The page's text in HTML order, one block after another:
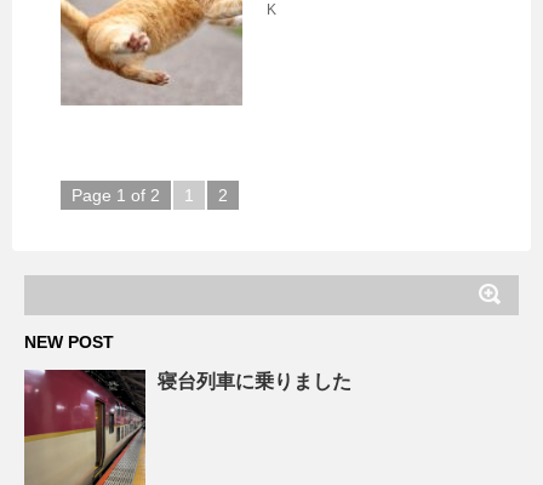
K
Page 1 of 2 1 2
NEW POST
寝台列車に乗りました